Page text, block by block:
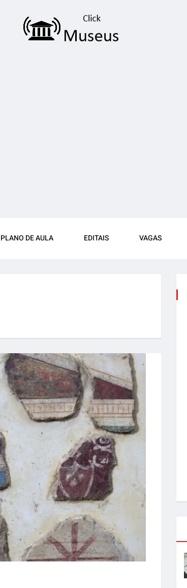
PLANO DE AULA EDITAIS VAGAS